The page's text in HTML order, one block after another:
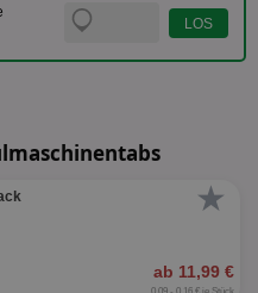
★
ab 11,99 €